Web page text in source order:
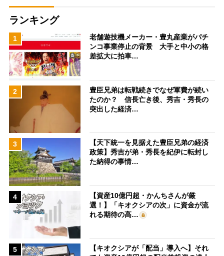
ランキング
1
老舗遊技機メーカー・豊丸産業がパチ
ンコ事業停止の背景 大手と中小の格
差拡大に拍車…
2
豊臣兄弟は転戦続きでなぜ軍費が続い
たのか？ 信長亡き後、秀吉・秀長の
突出した経済…
3
【天下統一を見据えた豊臣兄弟の経済
政策】秀吉が弟・秀長を紀伊に転封し
た納得の事情…
4
【資産10億円超・かんちさんが厳
選！】「キオクシアの次」に資金が流
れる期待の高…
5
【キオクシアが「配当」導入へ】それ